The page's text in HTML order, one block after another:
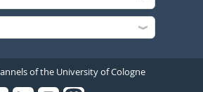
of the University of Cologne